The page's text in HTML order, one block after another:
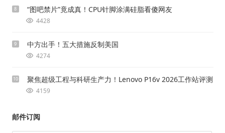
8 “图吧禁片”竟成真！CPU针脚涂满硅脂看傻网友
4428
9 中方出手！五大措施反制美国
4274
10 聚焦超级工程与科研生产力！Lenovo P16v 2026工作站评测
4159
邮件订阅